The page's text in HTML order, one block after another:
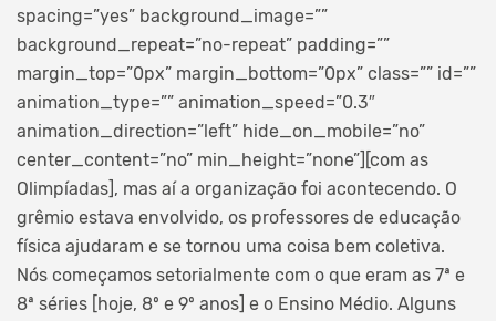
spacing=”yes” background_image=””
background_repeat=”no-repeat” padding=””
margin_top=”0px” margin_bottom=”0px” class=”” id=””
animation_type=”” animation_speed=”0.3″
animation_direction=”left” hide_on_mobile=”no”
center_content=”no” min_height=”none”][com as
Olimpíadas], mas aí a organização foi acontecendo. O
grêmio estava envolvido, os professores de educação
física ajudaram e se tornou uma coisa bem coletiva.
Nós começamos setorialmente com o que eram as 7ª e
8ª séries [hoje, 8º e 9º anos] e o Ensino Médio. Alguns